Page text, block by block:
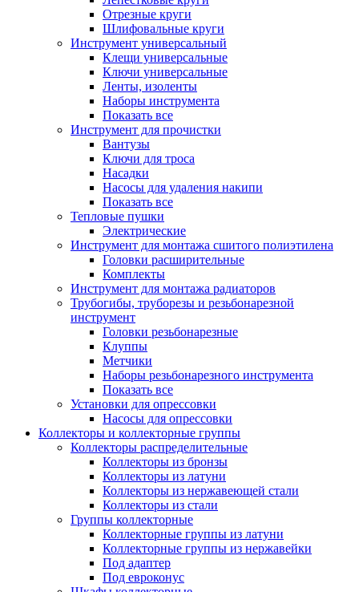
Отрезные круги
Шлифовальные круги
Инструмент универсальный
Клещи универсальные
Ключи универсальные
Ленты, изоленты
Наборы инструмента
Показать все
Инструмент для прочистки
Вантузы
Ключи для троса
Насадки
Насосы для удаления накипи
Показать все
Тепловые пушки
Электрические
Инструмент для монтажа сшитого полиэтилена
Головки расширительные
Комплекты
Инструмент для монтажа радиаторов
Трубогибы, труборезы и резьбонарезной
инструмент
Головки резьбонарезные
Клуппы
Метчики
Наборы резьбонарезного инструмента
Показать все
Установки для опрессовки
Насосы для опрессовки
Коллекторы и коллекторные группы
Коллекторы распределительные
Коллекторы из бронзы
Коллекторы из латуни
Коллекторы из нержавеющей стали
Коллекторы из стали
Группы коллекторные
Коллекторные группы из латуни
Коллекторные группы из нержавейки
Под адаптер
Под евроконус